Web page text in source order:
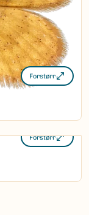
Forstørr
Forstørr